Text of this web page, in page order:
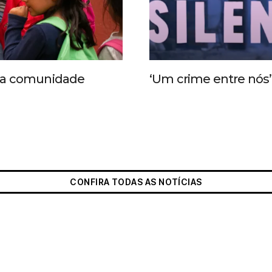
comunidade ‘Um crime entre
CONFIRA TODAS AS NOTÍCIAS